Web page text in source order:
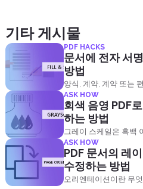
기타 게시물
PDF HACKS
문서에 전자 서
방법
양식, 계약, 계약 또는
은 기본적으로 더 자주
서입니다. 아시다시피
가장 구식 방법은 인쇄,
것입니다. 하지만 프린
다면 어떨까요? 요즘
단 한 번의 클릭으로이
행하지 않는 것이 거의
ASK HOW
회색 음영 PDF
하는 방법
그레이 스케일은 흑백
로 사진이나 문서에 색
색 음영으로 파일을 변
상을 제거하고 잉크의
을 남기는 것을 의미합
ASK HOW
PDF 문서의 레
수정하는 방법
오리엔테이션이란 무엇입니